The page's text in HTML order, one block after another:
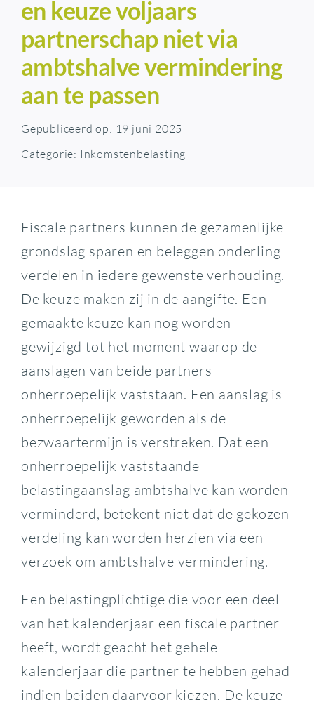
en keuze voljaars
partnerschap niet via
ambtshalve vermindering
aan te passen
Gepubliceerd op: 19 juni 2025
Categorie: Inkomstenbelasting
Fiscale partners kunnen de gezamenlijke
grondslag sparen en beleggen onderling
verdelen in iedere gewenste verhouding.
De keuze maken zij in de aangifte. Een
gemaakte keuze kan nog worden
gewijzigd tot het moment waarop de
aanslagen van beide partners
onherroepelijk vaststaan. Een aanslag is
onherroepelijk geworden als de
bezwaartermijn is verstreken. Dat een
onherroepelijk vaststaande
belastingaanslag ambtshalve kan worden
verminderd, betekent niet dat de gekozen
verdeling kan worden herzien via een
verzoek om ambtshalve vermindering.
Een belastingplichtige die voor een deel
van het kalenderjaar een fiscale partner
heeft, wordt geacht het gehele
kalenderjaar die partner te hebben gehad
indien beiden daarvoor kiezen. De keuze